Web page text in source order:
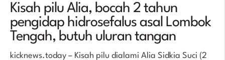
Kisah pilu Alia, bocah 2 tahun
pengidap hidrosefalus asal Lombok
Tengah, butuh uluran tangan
kicknews.today – Kisah pilu dialami Alia Sidkia Suci (2